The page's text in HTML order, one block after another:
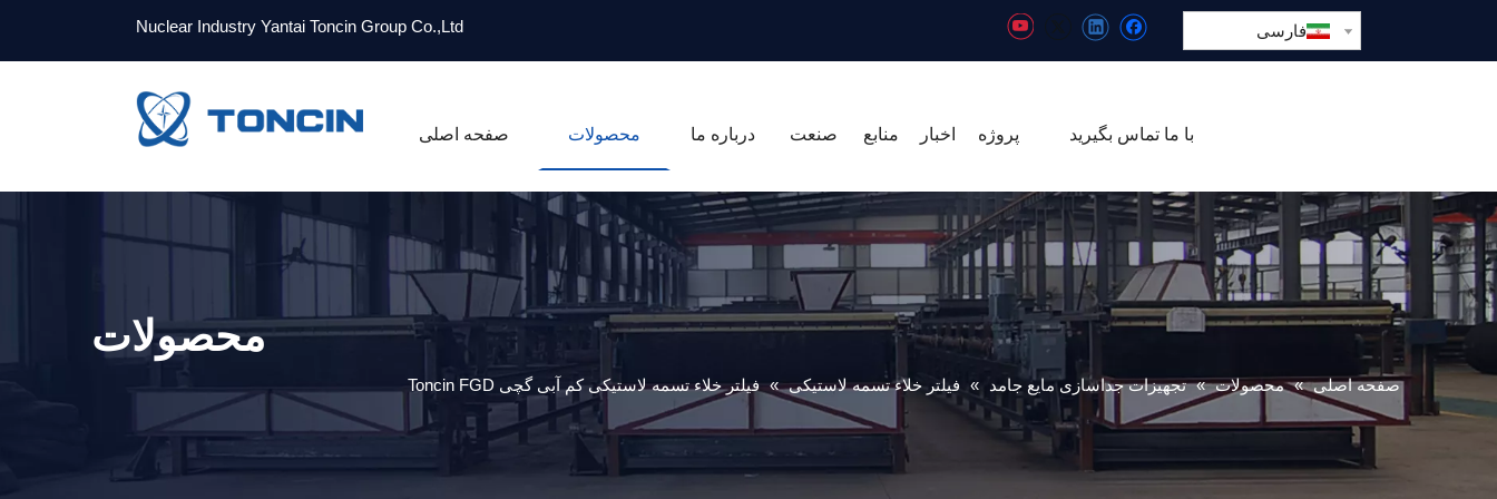
فارسی
با ما تماس بگیرید پروژه اخبار منابع صنعت درباره ما محصولات صفحه اصلی
محصولات
صفحه اصلی » محصولات » تجهیزات جداسازی مایع جامد » فیلتر خلاء تسمه لاستیکی » فیلتر خلاء تسمه لاستیکی کم آبی گچی Toncin FGD